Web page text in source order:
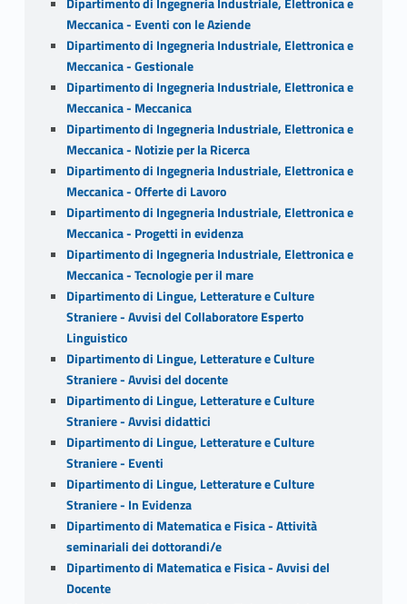
Meccanica - Eventi con le Aziende
Dipartimento di Ingegneria Industriale, Elettronica e
Meccanica - Gestionale
Dipartimento di Ingegneria Industriale, Elettronica e
Meccanica - Meccanica
Dipartimento di Ingegneria Industriale, Elettronica e
Meccanica - Notizie per la Ricerca
Dipartimento di Ingegneria Industriale, Elettronica e
Meccanica - Offerte di Lavoro
Dipartimento di Ingegneria Industriale, Elettronica e
Meccanica - Progetti in evidenza
Dipartimento di Ingegneria Industriale, Elettronica e
Meccanica - Tecnologie per il mare
Dipartimento di Lingue, Letterature e Culture
Straniere - Avvisi del Collaboratore Esperto
Linguistico
Dipartimento di Lingue, Letterature e Culture
Straniere - Avvisi del docente
Dipartimento di Lingue, Letterature e Culture
Straniere - Avvisi didattici
Dipartimento di Lingue, Letterature e Culture
Straniere - Eventi
Dipartimento di Lingue, Letterature e Culture
Straniere - In Evidenza
Dipartimento di Matematica e Fisica - Attività
seminariali dei dottorandi/e
Dipartimento di Matematica e Fisica - Avvisi del
Docente